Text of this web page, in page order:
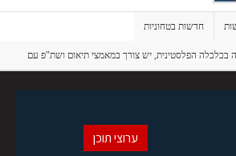
חדשות בטחוניות
בכלכלה הפלסטינית, יש צורך במאמצי תיאום ושת"פ עם
ערוצי תוכן